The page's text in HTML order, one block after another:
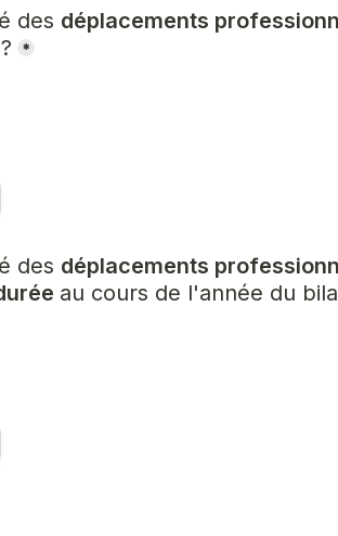
des déplacements
*
des déplacements
au cours de l'année du